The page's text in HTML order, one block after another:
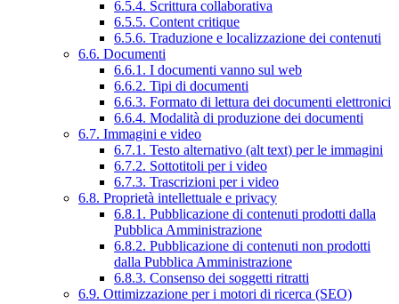
6.5.4. Scrittura collaborativa
6.5.5. Content critique
6.5.6. Traduzione e localizzazione dei contenuti
6.6. Documenti
6.6.1. I documenti vanno sul web
6.6.2. Tipi di documenti
6.6.3. Formato di lettura dei documenti elettronici
6.6.4. Modalità di produzione dei documenti
6.7. Immagini e video
6.7.1. Testo alternativo (alt text) per le immagini
6.7.2. Sottotitoli per i video
6.7.3. Trascrizioni per i video
6.8. Proprietà intellettuale e privacy
6.8.1. Pubblicazione di contenuti prodotti dalla
Pubblica Amministrazione
6.8.2. Pubblicazione di contenuti non prodotti
dalla Pubblica Amministrazione
6.8.3. Consenso dei soggetti ritratti
6.9. Ottimizzazione per i motori di ricerca (SEO)